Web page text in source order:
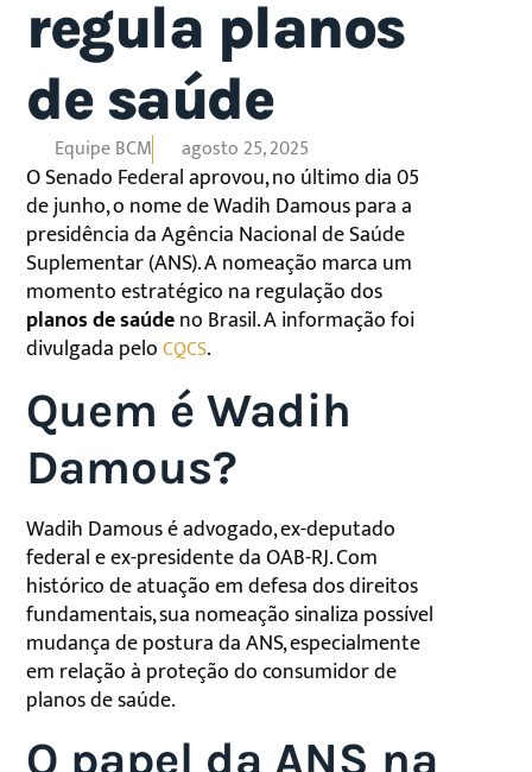
regula planos
de saúde
Equipe BCM agosto 25, 2025
O Senado Federal aprovou, no último dia 05
de junho, o nome de Wadih Damous para a
presidência da Agência Nacional de Saúde
Suplementar (ANS). A nomeação marca um
momento estratégico na regulação dos
planos de saúdeno Brasil. A informação foi
divulgada peloCQCS.
Quem é Wadih
Damous?
Wadih Damous é advogado, ex-deputado
federal e ex-presidente da OAB-RJ. Com
histórico de atuação em defesa dos direitos
fundamentais, sua nomeação sinaliza possível
mudança de postura da ANS, especialmente
em relação à proteção do consumidor de
planos de saúde.
O papel da ANS na